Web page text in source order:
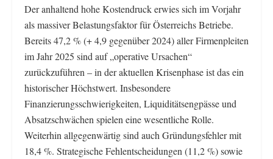
Der anhaltend hohe Kostendruck erwies sich im Vorjahr
als massiver Belastungsfaktor für Österreichs Betriebe.
Bereits 47,2 % (+ 4,9 gegenüber 2024) aller Firmenpleiten
im Jahr 2025 sind auf „operative Ursachen“
zurückzuführen – in der aktuellen Krisenphase ist das ein
historischer Höchstwert. Insbesondere
Finanzierungsschwierigkeiten, Liquiditätsengpässe und
Absatzschwächen spielen eine wesentliche Rolle.
Weiterhin allgegenwärtig sind auch Gründungsfehler mit
18,4 %. Strategische Fehlentscheidungen (11,2 %) sowie